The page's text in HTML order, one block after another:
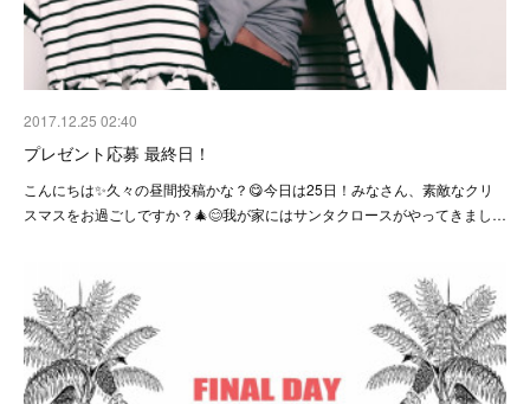
2017.12.25 02:40
プレゼント応募 最終日！
こんにちは✨久々の昼間投稿かな？😋今日は25日！みなさん、素敵なクリ
スマスをお過ごしですか？🎄😊我が家にはサンタクロースがやってきまし…